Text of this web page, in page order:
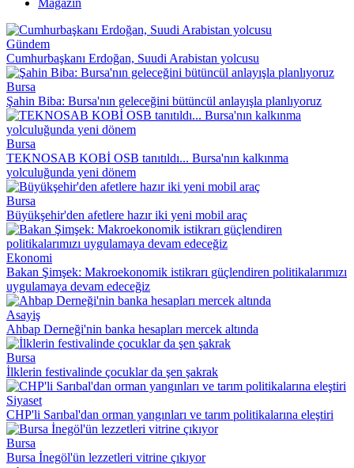
Magazin
Gündem
Cumhurbaşkanı Erdoğan, Suudi Arabistan yolcusu
Bursa
Şahin Biba: Bursa'nın geleceğini bütüncül anlayışla planlıyoruz
Bursa
TEKNOSAB KOBİ OSB tanıtıldı... Bursa'nın kalkınma
yolculuğunda yeni dönem
Bursa
Büyükşehir'den afetlere hazır iki yeni mobil araç
Ekonomi
Bakan Şimşek: Makroekonomik istikrarı güçlendiren politikalarımızı
uygulamaya devam edeceğiz
Asayiş
Ahbap Derneği'nin banka hesapları mercek altında
Bursa
İlklerin festivalinde çocuklar da şen şakrak
Siyaset
CHP'li Sarıbal'dan orman yangınları ve tarım politikalarına eleştiri
Bursa
Bursa İnegöl'ün lezzetleri vitrine çıkıyor